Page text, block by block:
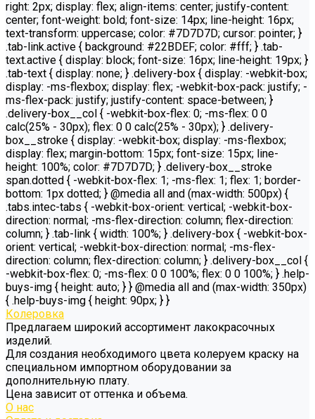
right: 2px; display: flex; align-items: center; justify-content:
center; font-weight: bold; font-size: 14px; line-height: 16px;
text-transform: uppercase; color: #7D7D7D; cursor: pointer; }
.tab-link.active { background: #22BDEF; color: #fff; } .tab-
text.active { display: block; font-size: 16px; line-height: 19px; }
.tab-text { display: none; } .delivery-box { display: -webkit-box;
display: -ms-flexbox; display: flex; -webkit-box-pack: justify; -
ms-flex-pack: justify; justify-content: space-between; }
.delivery-box__col { -webkit-box-flex: 0; -ms-flex: 0 0
calc(25% - 30px); flex: 0 0 calc(25% - 30px); } .delivery-
box__stroke { display: -webkit-box; display: -ms-flexbox;
display: flex; margin-bottom: 15px; font-size: 15px; line-
height: 100%; color: #7D7D7D; } .delivery-box__stroke
span.dotted { -webkit-box-flex: 1; -ms-flex: 1; flex: 1; border-
bottom: 1px dotted; } @media all and (max-width: 500px) {
.tabs.intec-tabs { -webkit-box-orient: vertical; -webkit-box-
direction: normal; -ms-flex-direction: column; flex-direction:
column; } .tab-link { width: 100%; } .delivery-box { -webkit-box-
orient: vertical; -webkit-box-direction: normal; -ms-flex-
direction: column; flex-direction: column; } .delivery-box__col {
-webkit-box-flex: 0; -ms-flex: 0 0 100%; flex: 0 0 100%; } .help-
buys-img { height: auto; } } @media all and (max-width: 350px)
{ .help-buys-img { height: 90px; } }
Колеровка
Предлагаем широкий ассортимент лакокрасочных
изделий.
Для создания необходимого цвета колеруем краску на
специальном импортном оборудовании за
дополнительную плату.
Цена зависит от оттенка и объема.
О нас